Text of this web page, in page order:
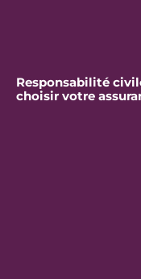
Responsabilité
choisir votre